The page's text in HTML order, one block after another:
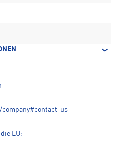
us
EU: